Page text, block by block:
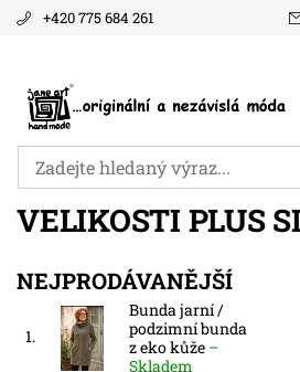
+420 775 684 261
VELIKOSTI PLUS
NEJPRODÁVANĚJŠÍ
1.
Bunda jarní /
podzimní bunda
z eko kůže –
Skladem